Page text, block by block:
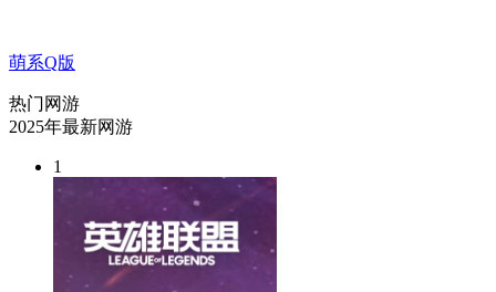
萌系Q版
热门网游
2025年最新网游
1